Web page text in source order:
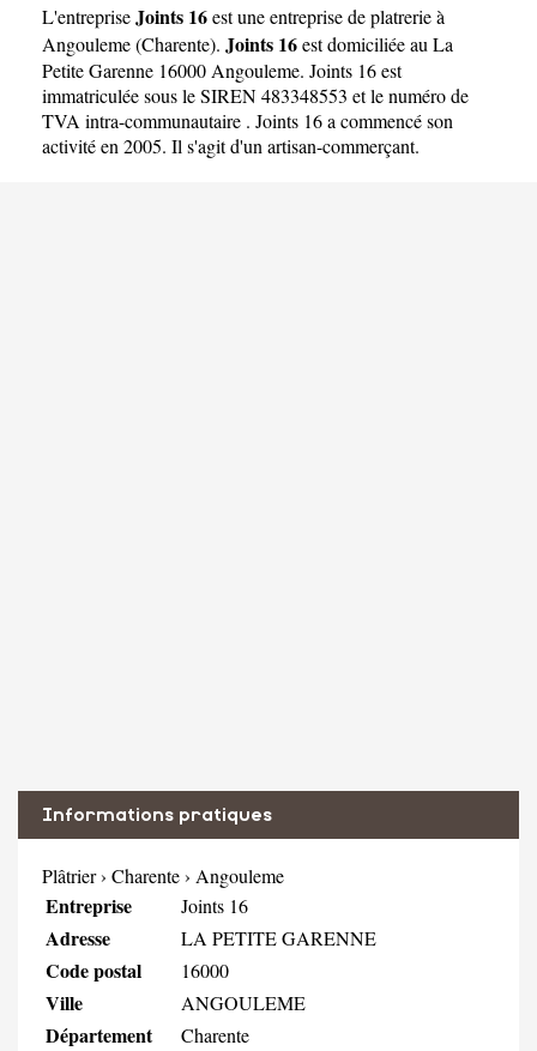
L'entrepriseJoints 16est uneentreprise de platrerie à
Angouleme(Charente). Joints 16est domiciliée au La
Petite Garenne 16000 Angouleme. Joints 16 est
immatriculée sous le SIREN 483348553 et le numéro de
TVA intra-communautaire . Joints 16 a commencé son
activité en 2005. Il s'agit d'un artisan-commerçant.
Informations pratiques
Plâtrier› Charente› Angouleme
Entreprise Joints 16
Adresse LA PETITE GARENNE
Code postal 16000
Ville ANGOULEME
Département Charente